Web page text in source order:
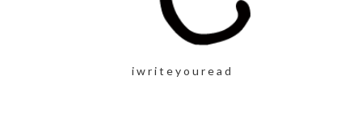
i w r i t e y o u r e a d